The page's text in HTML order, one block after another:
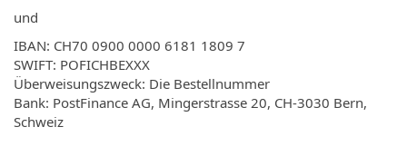
und
IBAN: CH70 0900 0000 6181 1809 7
SWIFT: POFICHBEXXX
Überweisungszweck: Die Bestellnummer
Bank: PostFinance AG, Mingerstrasse 20, CH-3030 Bern,
Schweiz